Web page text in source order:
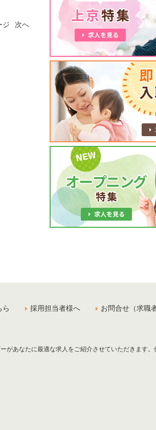
ジ 次へ
ら 採用担当者様へ お問合せ（求職
があなたに最適な求人をご紹介させていただきます。